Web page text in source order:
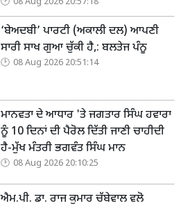
08 Aug 2026 20:57:18
‘ਬੇਅਦਬੀ’ ਪਾਰਟੀ (ਅਕਾਲੀ ਦਲ) ਆਪਣੀ
ਸਾਰੀ ਸਾਖ ਗੁਆ ਚੁੱਕੀ ਹੈ,: ਬਲਤੇਜ ਪੰਨੂ
08 Aug 2026 20:51:14
ਮਾਨਵਤਾ ਦੇ ਆਧਾਰ 'ਤੇ ਜਗਤਾਰ ਸਿੰਘ ਹਵਾਰਾ
ਨੂੰ 10 ਦਿਨਾਂ ਦੀ ਪੈਰੋਲ ਦਿੱਤੀ ਜਾਣੀ ਚਾਹੀਦੀ
ਹੈ-ਮੁੱਖ ਮੰਤਰੀ ਭਗਵੰਤ ਸਿੰਘ ਮਾਨ
08 Aug 2026 20:10:25
ਐਮ.ਪੀ. ਡਾ. ਰਾਜ ਕੁਮਾਰ ਚੱਬੇਵਾਲ ਵਲੋ